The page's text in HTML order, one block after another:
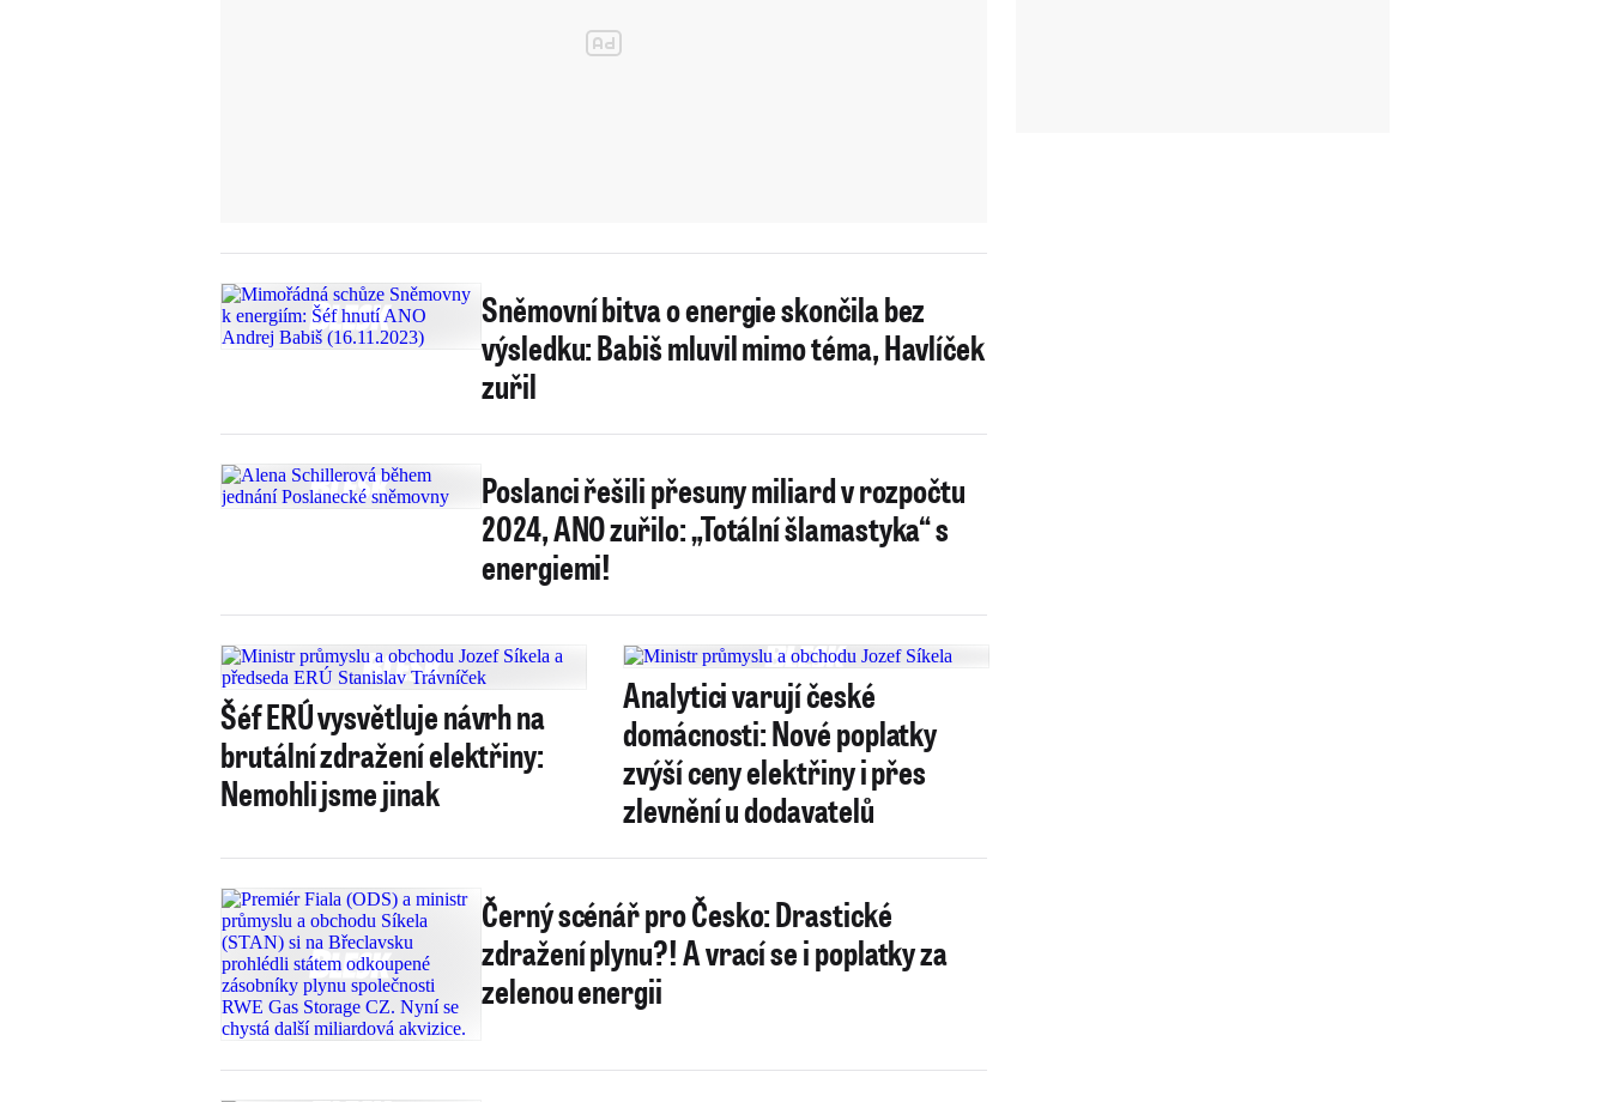
Sněmovní bitva o energie skončila bez
výsledku: Babiš mluvil mimo téma, Havlíček
zuřil
Poslanci řešili přesuny miliard v rozpočtu
2024, ANO zuřilo: „Totální šlamastyka“ s
energiemi!
Šéf ERÚ vysvětluje návrh na
brutální zdražení elektřiny:
Nemohli jsme jinak
Analytici varují české
domácnosti: Nové poplatky
zvýší ceny elektřiny i přes
zlevnění u dodavatelů
Černý scénář pro Česko: Drastické
zdražení plynu?! A vrací se i poplatky za
zelenou energii